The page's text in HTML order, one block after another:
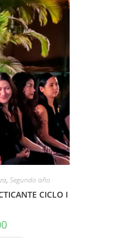
, Segundo año
CICLO I